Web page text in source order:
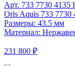
Арт. 733 7730 4135
Oris Aquis 733 7730
Размеры: 43.5 мм
Материал:
231 800 ₽